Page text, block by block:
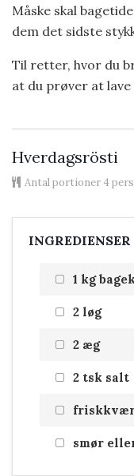
Måske skal
dem det sidste
Til retter, hvor du
at du prøver at lave
Hverdagsrösti
Antal portioner 4
INGREDIENSER
1 kg
2 løg
2 æg
2 tsk salt
smør